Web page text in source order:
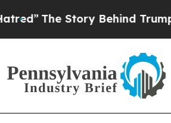
Story Behind Trump’s